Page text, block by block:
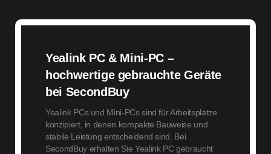
Yealink PC & Mini-PC –
hochwertige gebrauchte Geräte
bei SecondBuy
Yealink PCs und Mini-PCs sind für Arbeitsplätze
konzipiert, in denen kompakte Bauweise und
stabile Leistung entscheidend sind. Bei
SecondBuy erhalten Sie Yealink PC gebraucht